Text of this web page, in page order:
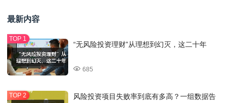
最新内容
“无风险投资理财”从理想到幻灭，这二十年
685
风险投资项目失败率到底有多高？一组数据告